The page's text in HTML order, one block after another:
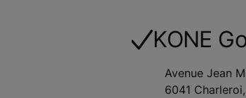
KONE
Avenue Jean
6041